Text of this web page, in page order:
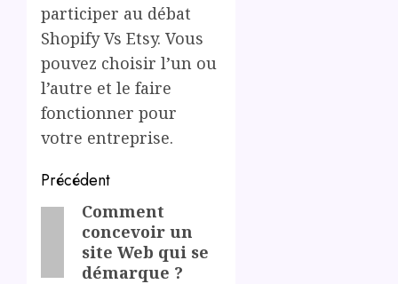
participer au débat
Shopify Vs Etsy. Vous
pouvez choisir l’un ou
l’autre et le faire
fonctionner pour
votre entreprise.
Post
navigation
Précédent
PreviousComment
concevoir un
site Web qui se
démarque ?